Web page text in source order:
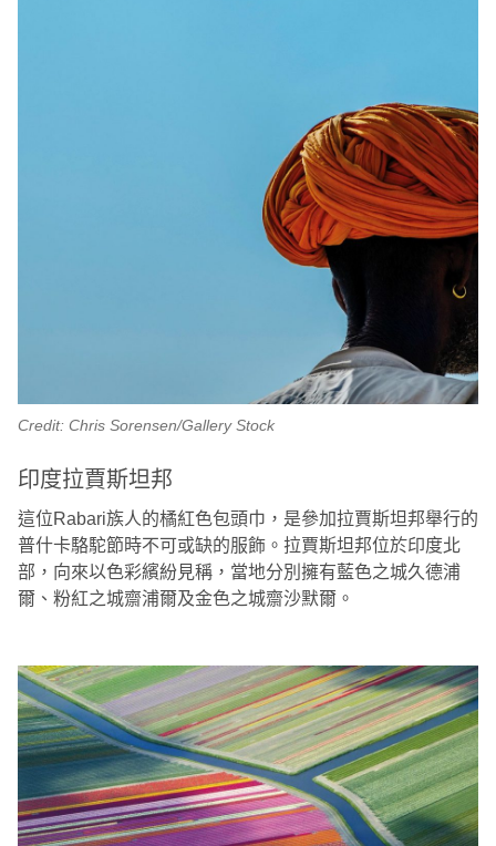
Credit: Chris Sorensen/Gallery Stock
印度拉賈斯坦邦
這位Rabari族人的橘紅色包頭巾，是參加拉賈斯坦邦舉行的
普什卡駱駝節時不可或缺的服飾。拉賈斯坦邦位於印度北
部，向來以色彩繽紛見稱，當地分別擁有藍色之城久德浦
爾、粉紅之城齋浦爾及金色之城齋沙默爾。